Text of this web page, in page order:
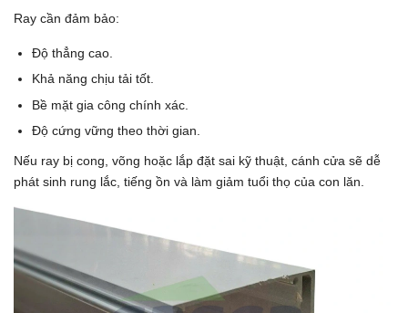
Ray cần đảm bảo:
Độ thẳng cao.
Khả năng chịu tải tốt.
Bề mặt gia công chính xác.
Độ cứng vững theo thời gian.
Nếu ray bị cong, võng hoặc lắp đặt sai kỹ thuật, cánh cửa sẽ dễ
phát sinh rung lắc, tiếng ồn và làm giảm tuổi thọ của con lăn.